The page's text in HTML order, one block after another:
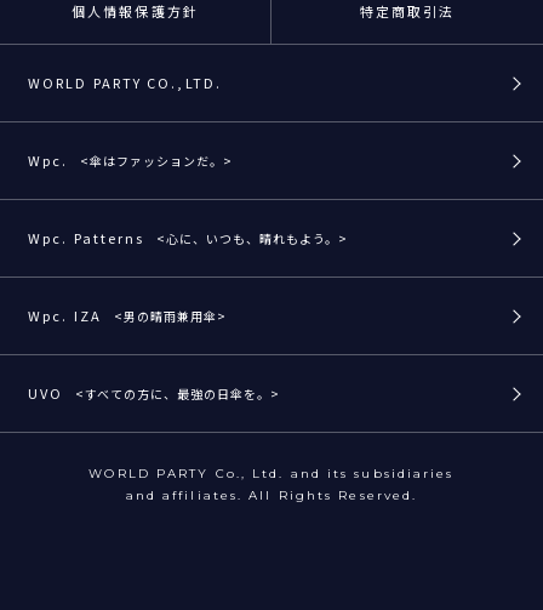
個人情報保護方針 特定商取引法
WORLD PARTY CO.,LTD.
Wpc. <傘はファッションだ。>
Wpc. Patterns <心に、いつも、晴れもよう。>
Wpc. IZA <男の晴雨兼用傘>
UVO <すべての方に、最強の日傘を。>
WORLD PARTY Co., Ltd. and its subsidiaries
and affiliates. All Rights Reserved.